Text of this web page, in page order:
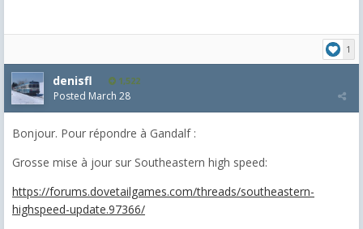
1
denisfl 1,522
Posted March 28
Bonjour. Pour répondre à Gandalf :
Grosse mise à jour sur Southeastern high speed:
https://forums.dovetailgames.com/threads/southeastern-
highspeed-update.97366/